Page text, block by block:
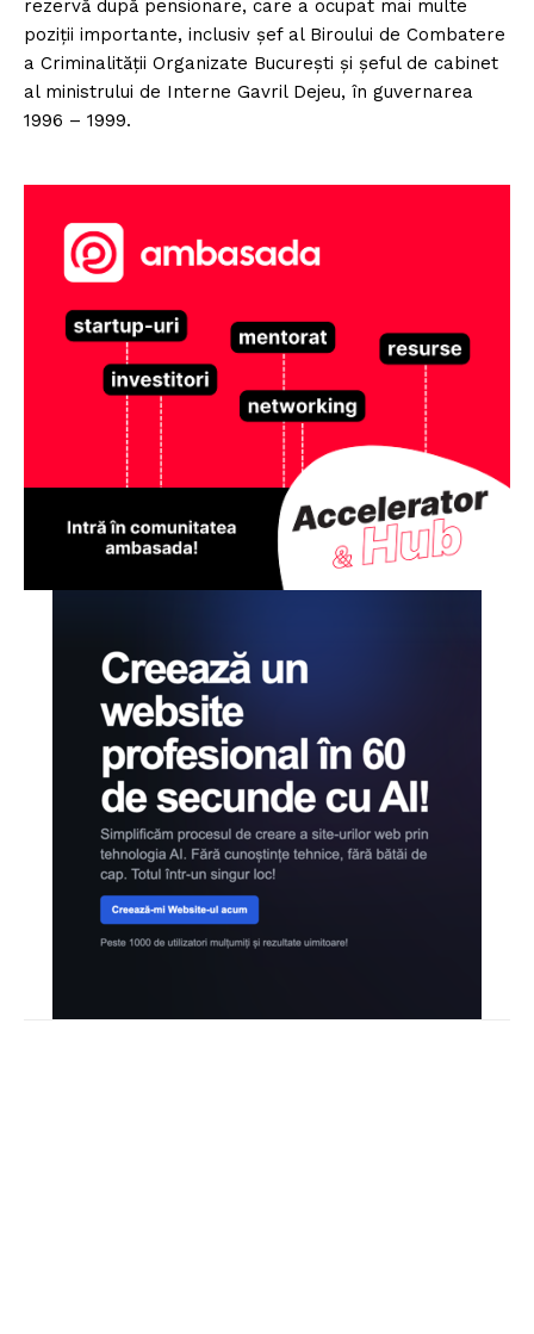
rezervă după pensionare, care a ocupat mai multe
poziții importante, inclusiv șef al Biroului de Combatere
a Criminalității Organizate București și șeful de cabinet
al ministrului de Interne Gavril Dejeu, în guvernarea
1996 – 1999.